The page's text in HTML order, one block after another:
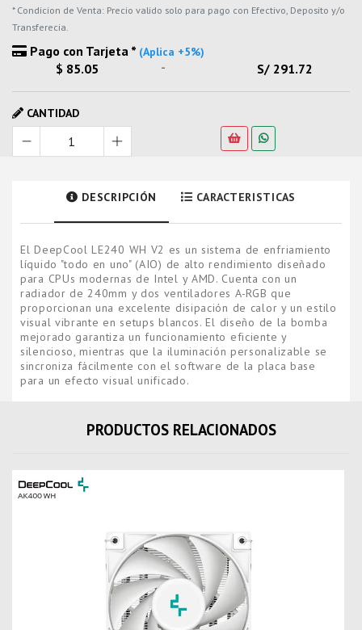
* Condicion de Venta: Precio valido solo para pago con Efectivo, Deposito y/o
Transferecia.
Pago con Tarjeta * (Aplica +5%)
$ 85.05 - S/ 291.72
CANTIDAD
DESCRIPCIÓN CARACTERISTICAS
El DeepCool LE240 WH V2 es un sistema de enfriamiento
líquido "todo en uno" (AIO) de alto rendimiento diseñado
para CPUs modernas de Intel y AMD. Cuenta con un
radiador de 240mm y dos ventiladores A-RGB que
proporcionan una excelente disipación de calor y un estilo
visual vibrante en setups blancos. El diseño de la bomba
mejorado garantiza un funcionamiento eficiente y
silencioso, mientras que la iluminación personalizable se
sincroniza fácilmente con el software de la placa base
para un efecto visual unificado.
PRODUCTOS RELACIONADOS